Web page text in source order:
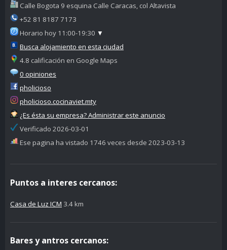
Calle Bogota 9 esquina Calle Caracas, col Altavista
+52 81 8187 7173
Horario hoy 11:00-19:30 ▼
Busca alojamiento en esta ciudad
4.8 calificación en Google Maps
0 opiniones
pholicioso
pholicioso.cocinaviet.mty
¿Es ésta su empresa? Administrar este anuncio
Verificado 2026-03-01
Ese pagina ha vistado 1746 veces desde 2023-03-13
Puntos a interes cercanos:
Casa de Luz ICM 3.4 km
Bares y antros cercanos: